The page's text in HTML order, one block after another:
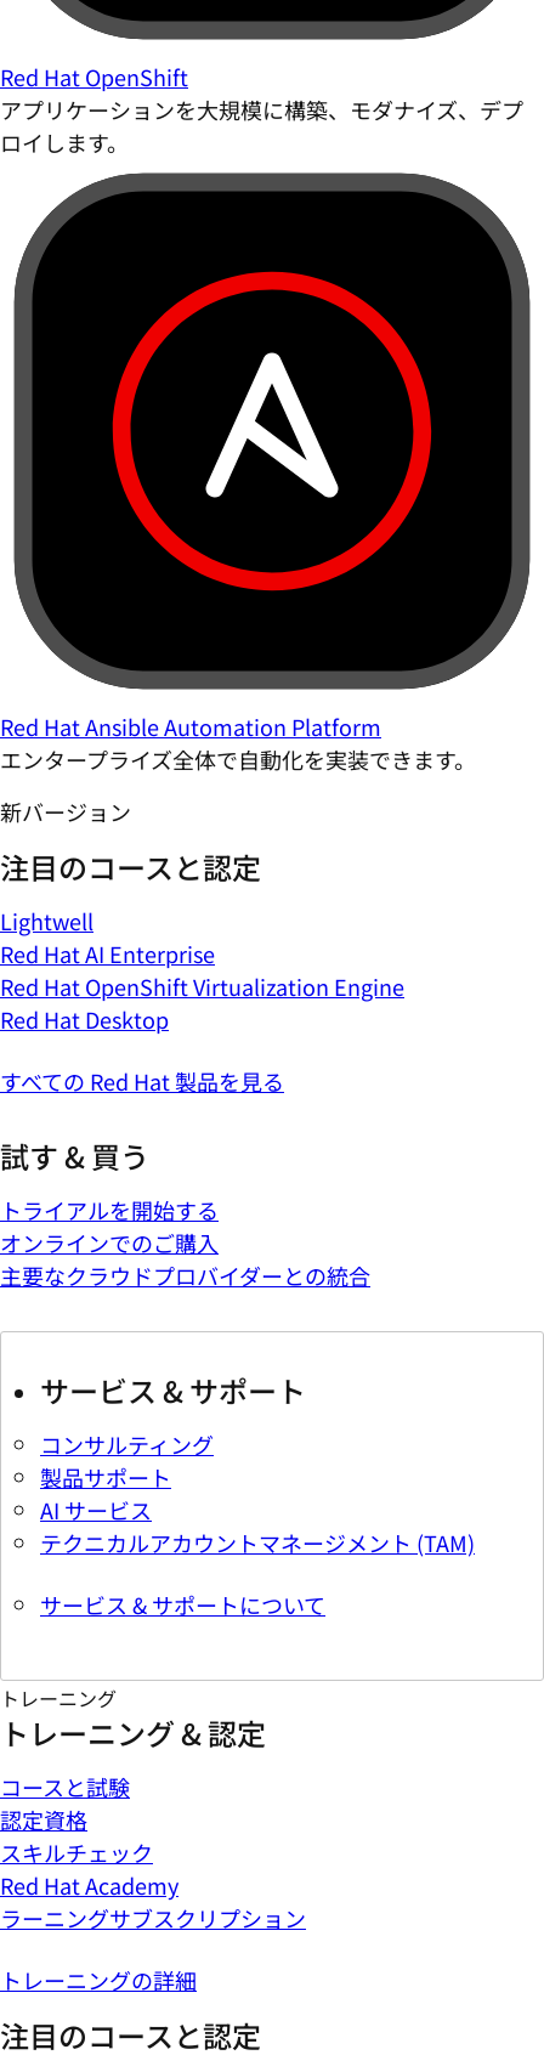
Red Hat OpenShift
アプリケーションを大規模に構築、モダナイズ、デプ
ロイします。
Red Hat Ansible Automation Platform
エンタープライズ全体で自動化を実装できます。
新バージョン
注目のコースと認定
Lightwell
Red Hat AI Enterprise
Red Hat OpenShift Virtualization Engine
Red Hat Desktop
すべての Red Hat 製品を見る
試す & 買う
トライアルを開始する
オンラインでのご購入
主要なクラウドプロバイダーとの統合
サービス & サポート
コンサルティング
製品サポート
AI サービス
テクニカルアカウントマネージメント (TAM)
サービス & サポートについて
トレーニング
トレーニング & 認定
コースと試験
認定資格
スキルチェック
Red Hat Academy
ラーニングサブスクリプション
トレーニングの詳細
注目のコースと認定